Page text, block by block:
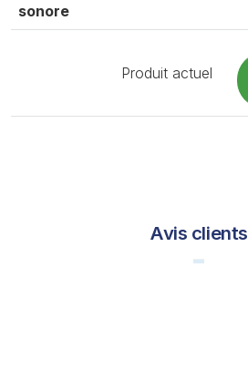
sonore
Produit actuel
Avis clients